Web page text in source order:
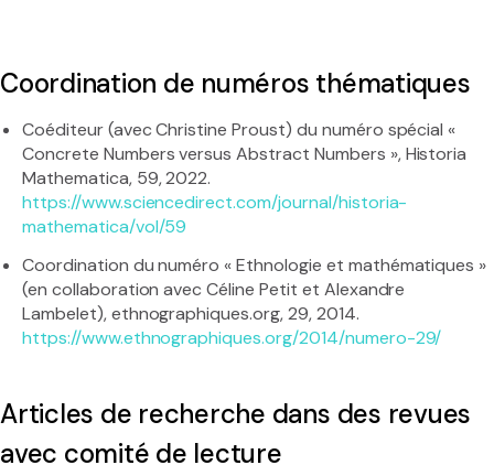
Coordination de numéros thématiques
Coéditeur (avec Christine Proust) du numéro spécial «
Concrete Numbers versus Abstract Numbers », Historia
Mathematica, 59, 2022.
https://www.sciencedirect.com/journal/historia-
mathematica/vol/59
Coordination du numéro « Ethnologie et mathématiques »
(en collaboration avec Céline Petit et Alexandre
Lambelet), ethnographiques.org, 29, 2014.
https://www.ethnographiques.org/2014/numero-29/
Articles de recherche dans des revues
avec comité de lecture